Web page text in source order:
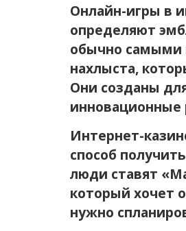
Онлайн-игры в
определяют
обычно самыми
нахлыста,
Они созданы
инновационные
Интернет-
способ
люди ставят
который хочет
нужно